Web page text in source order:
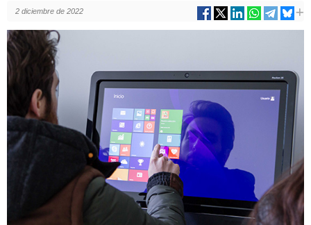
2 diciembre de 2022